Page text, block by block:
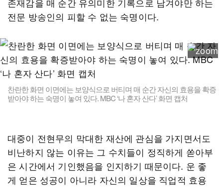
전문 방송인의 피할 수 없는 숙명이다.
찬란한 화면 이면에는 보양식으로 버티며 매 순간 자신의 효용을 확증
받아야 하는 숙명이 놓여 있다. MBC ‘나 혼자 산다’ 화면 캡처
대중이 전현무의 막대한 재산에 관심을 가지면서도
비난하지 않는 이유는 그 수치들이 정직하게 쏟아부
은 시간에서 기인했음을 인지하기 때문이다. 운 좋
게 얻은 성공이 아니라 자신의 일상을 직업적 효용